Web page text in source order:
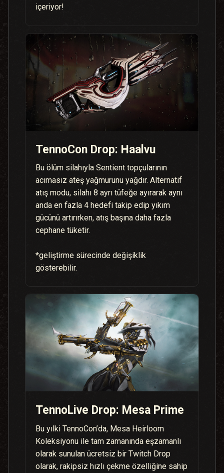
içeriyor!
TennoCon Drop: Haalvu
Bu ölüm silahıyla Sentient topçularının
acımasız ateş yağmurunu yağdır. Alternatif
atış modu, silahı 8 ayrı tüfeğe ayırarak aynı
anda en fazla 4 hedefi takip edip yıkım
gücünü artırırken, atış başına daha fazla
cephane tüketir.
*geliştirme sürecinde değişiklik
gösterebilir.
TennoLive Drop: Mesa Prime
Bu yılki TennoCon’da, Mesa Heirloom
Koleksiyonu ile tam zamanında eşzamanlı
olarak sunulan ücretsiz bir Twitch Drop
olarak, rakipsiz hızlı çekme özelliğine sahip